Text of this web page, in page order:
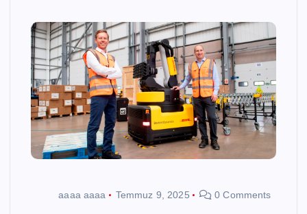
aaaa aaaa Temmuz 9, 2025 0 Comments